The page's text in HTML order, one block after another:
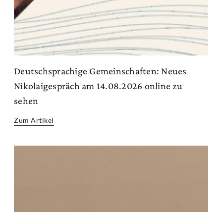
Deutschsprachige Gemeinschaften: Neues
Nikolaigespräch am 14.08.2026 online zu
sehen
Zum Artikel